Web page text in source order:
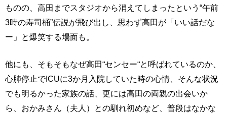
ものの、高田までスタジオから消えてしまったという“午前
3時の寿司桶”伝説が飛び出し、思わず高田が「いい話だな
ー」と爆笑する場面も。
他にも、そもそもなぜ高田“センセー“と呼ばれているのか、
心肺停止でICUに3か月入院していた時の心情、そんな状況
でも明るかった家族の話、更には高田の両親の出会いか
ら、おかみさん（夫人）との馴れ初めなど、普段はなかな